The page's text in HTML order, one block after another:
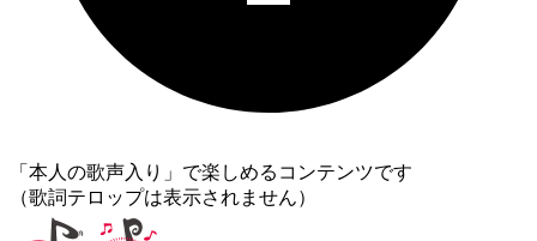
「本人の歌声入り」で楽しめるコンテンツです
（歌詞テロップは表示されません）